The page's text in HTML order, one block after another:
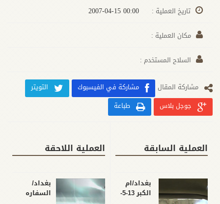
تاريخ العملية :
مكان العملية :
السلاح المستخدم :
مشارکة المقال مشاركة في الفيسبوك
التويتر
جوجل بلاس
طباعة
العملية السابقة
بغداد/ام
الكبر 13-5-
العملية اللاحقة
بغداد/
السفاره